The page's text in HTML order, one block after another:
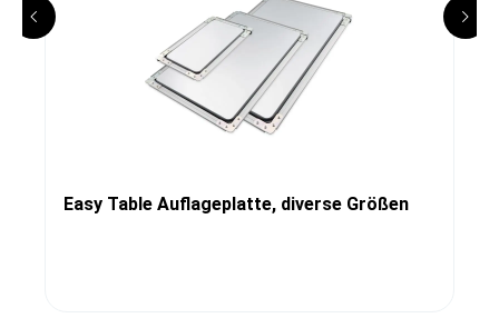
Easy Table Auflageplatte, diverse Größen